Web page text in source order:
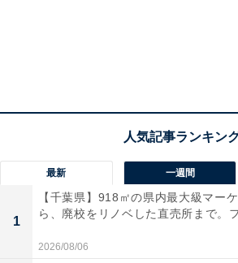
最新 一週間
1
【千葉県】918㎡の県内最大級マー
ら、廃校をリノベした直売所まで。
2026/08/06